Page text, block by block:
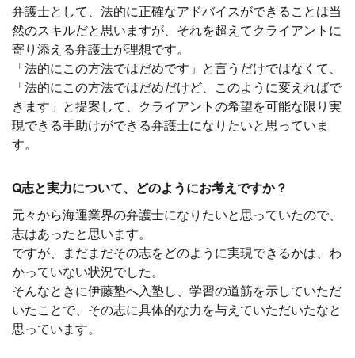
弁護士として、法的に正確なアドバイスができることは当
然のスキルだと思いますが、それを超えてクライアントに
寄り添える弁護士が理想です。
「法的にこの方法ではだめです」と言うだけではなくて、
「法的にこの方法ではだめだけど、このように変えればで
きます」と提案して、クライアントの希望を可能な限り実
現できる手助けができる弁護士になりたいと思っていま
す。
Q志と実力について、どのようにお考えですか？
元々から海運業界の弁護士になりたいと思っていたので、
志はあったと思います。
ですが、まだまだその志をどのように実現できるかは、わ
かっていない状況でした。
そんなときに伊藤塾へ入塾し、学習の道筋を示していただ
いたことで、その志に具体的な力を与えていただいたなと
思っています。